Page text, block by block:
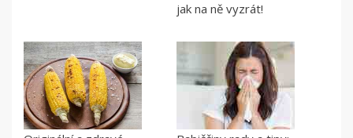
jak na ně vyzrát!